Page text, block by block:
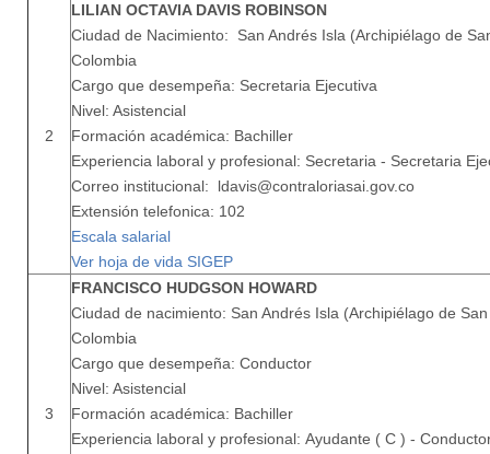
2
LILIAN OCTAVIA DAVIS ROBINSON
Ciudad de Nacimiento: San Andrés Isla (Archipiélago de
Colombia
Cargo que desempeña: Secretaria Ejecutiva
Nivel: Asistencial
Formación académica: Bachiller
Experiencia laboral y profesional: Secretaria - Secretaria
Correo institucional: ldavis@contraloriasai.gov.co
Extensión telefonica: 102
Escala salarial
Ver hoja de vida SIGEP
3
FRANCISCO HUDGSON HOWARD
Ciudad de nacimiento: San Andrés Isla (Archipiélago de
Colombia
Cargo que desempeña: Conductor
Nivel: Asistencial
Formación académica: Bachiller
Experiencia laboral y profesional: Ayudante ( C ) -